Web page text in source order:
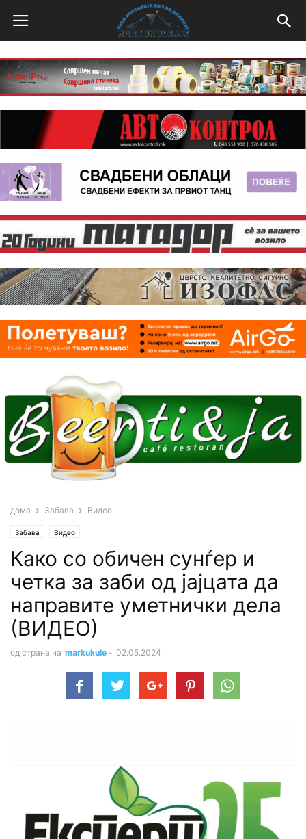
дома Забава Видео
Забава Видео
Како со обичен сунѓер и
четка за заби од јајцата да
направите уметнички дела
(ВИДЕО)
од страна на markukule - 02.05.2024